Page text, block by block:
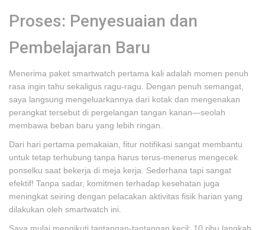
Proses: Penyesuaian dan
Pembelajaran Baru
Menerima paket smartwatch pertama kali adalah momen penuh
rasa ingin tahu sekaligus ragu-ragu. Dengan penuh semangat,
saya langsung mengeluarkannya dari kotak dan mengenakan
perangkat tersebut di pergelangan tangan kanan—seolah
membawa beban baru yang lebih ringan.
Dari hari pertama pemakaian, fitur notifikasi sangat membantu
untuk tetap terhubung tanpa harus terus-menerus mengecek
ponselku saat bekerja di meja kerja. Sederhana tapi sangat
efektif! Tanpa sadar, komitmen terhadap kesehatan juga
meningkat seiring dengan pelacakan aktivitas fisik harian yang
dilakukan oleh smartwatch ini.